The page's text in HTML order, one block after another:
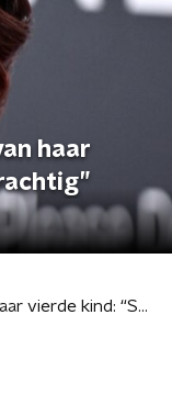
haar
Cardi B in verwachting van haar vierde kind: “Sterk en krachtig”